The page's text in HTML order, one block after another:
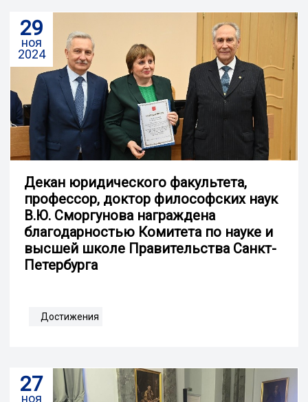
29
ноя
2024
Декан юридического факультета,
профессор, доктор философских наук
В.Ю. Сморгунова награждена
благодарностью Комитета по науке и
высшей школе Правительства Санкт-
Петербурга
Достижения
27
ноя